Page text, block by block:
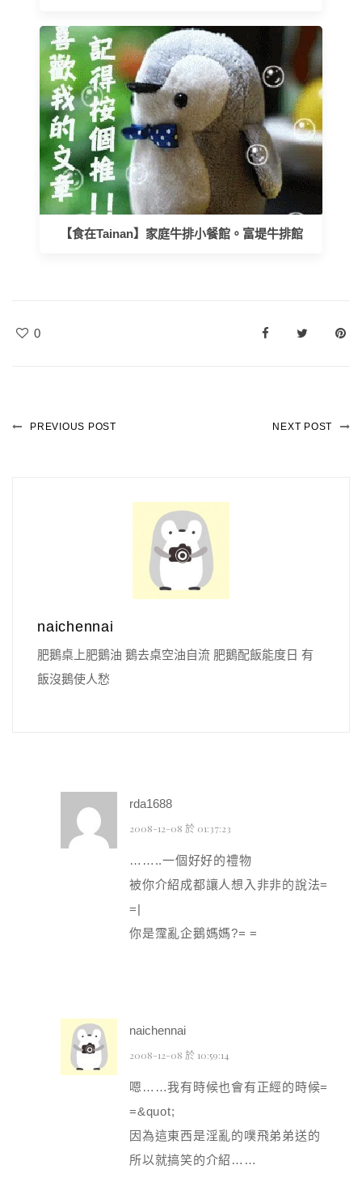
【食在Tainan】家庭牛排小餐館。富堤牛排館
0
PREVIOUS POST NEXT POST
naichennai
肥鵝桌上肥鵝油 鵝去桌空油自流 肥鵝配飯能度日 有
飯沒鵝使人愁
rda1688
2008-12-08 於 01:37:23
……..一個好好的禮物
被你介紹成都讓人想入非非的說法=
=|
你是霪亂企鵝媽媽?= =
naichennai
2008-12-08 於 10:59:14
嗯……我有時候也會有正經的時候=
=&quot;
因為這東西是淫亂的噗飛弟弟送的
所以就搞笑的介紹……